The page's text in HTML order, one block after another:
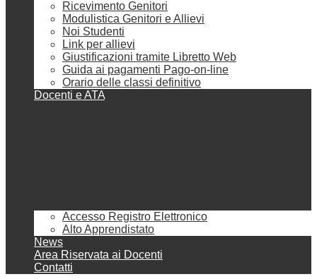
Ricevimento Genitori
Modulistica Genitori e Allievi
Noi Studenti
Link per allievi
Giustificazioni tramite Libretto Web
Guida ai pagamenti Pago-on-line
Orario delle classi definitivo
Docenti e ATA
Accesso Registro Elettronico
Alto Apprendistato
News
Area Riservata ai Docenti
Contatti